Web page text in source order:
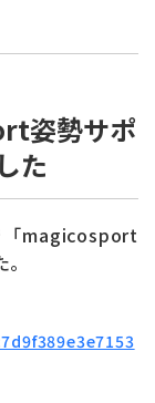
姿勢サポ
た
「magicosport